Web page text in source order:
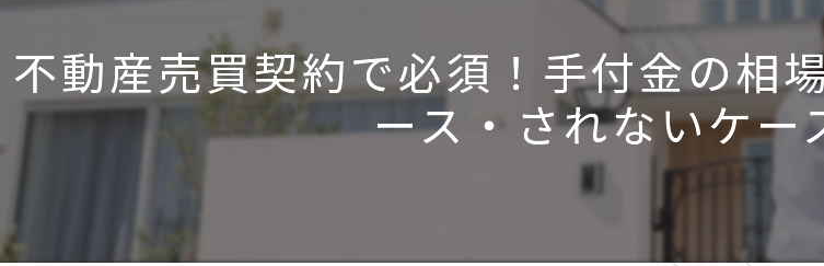
不動産売買契約で必須！手付金の相
ース・されないケー